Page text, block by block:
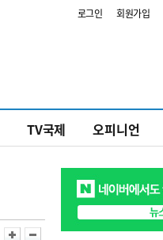
로그인 회원가입
TV국제 오피니언